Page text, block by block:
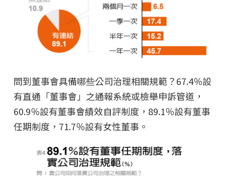
問到董事會具備哪些公司治理相關規範？67.4％設
有直通「董事會」之通報系統或檢舉申訴管道，
60.9％設有董事會績效自評制度，89.1％設有董事
任期制度，71.7％設有女性董事。